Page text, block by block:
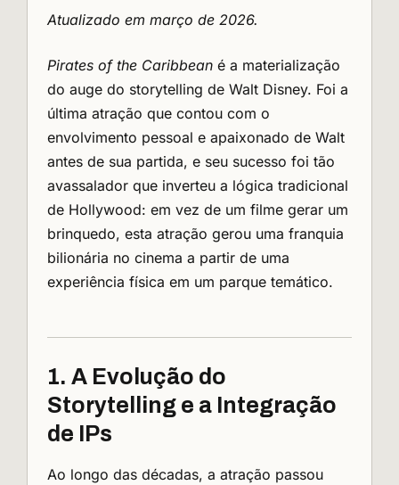
Atualizado em março de 2026.
Pirates of the Caribbean é a materialização
do auge do storytelling de Walt Disney. Foi a
última atração que contou com o
envolvimento pessoal e apaixonado de Walt
antes de sua partida, e seu sucesso foi tão
avassalador que inverteu a lógica tradicional
de Hollywood: em vez de um filme gerar um
brinquedo, esta atração gerou uma franquia
bilionária no cinema a partir de uma
experiência física em um parque temático.
1. A Evolução do
Storytelling e a Integração
de IPs
Ao longo das décadas, a atração passou